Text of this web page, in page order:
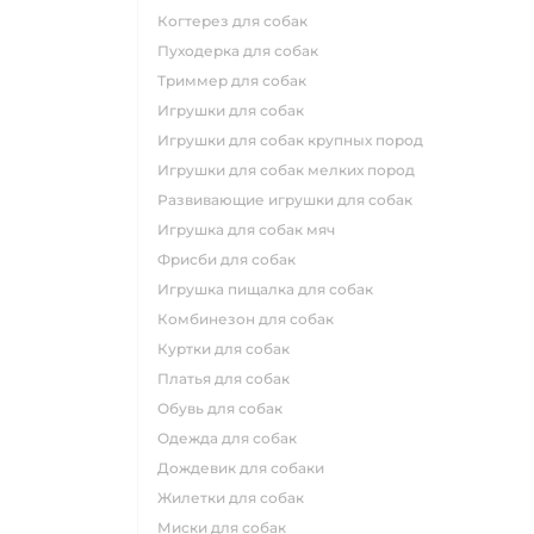
когтерез для собак
пуходерка для собак
триммер для собак
игрушки для собак
игрушки для собак крупных пород
игрушки для собак мелких пород
развивающие игрушки для собак
игрушка для собак мяч
фрисби для собак
игрушка пищалка для собак
комбинезон для собак
куртки для собак
платья для собак
обувь для собак
одежда для собак
дождевик для собаки
жилетки для собак
миски для собак